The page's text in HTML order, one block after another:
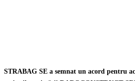
STRABAG SE a semnat un acord pentru